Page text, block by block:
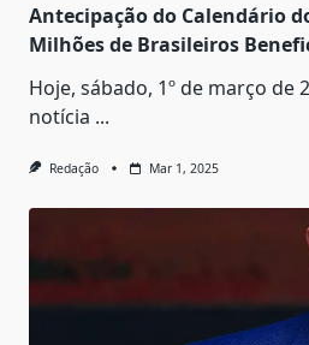
Antecipação do Calendário
Milhões de Brasileiros
Hoje, sábado, 1º de março de
notícia ...
Redação Mar 1, 2025